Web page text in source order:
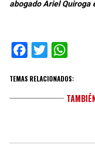
abogado Ariel Quiroga
Facebook
Twitter
TEMAS RELACIONADOS: